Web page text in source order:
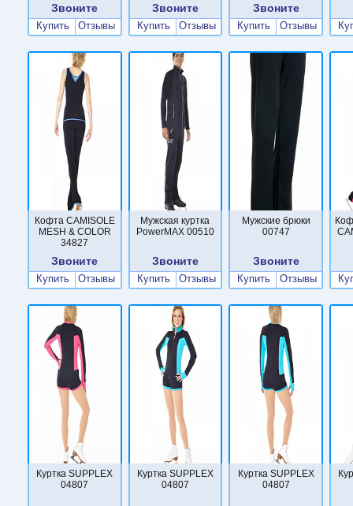
Звоните
Купить Отзывы
Звоните
Купить Отзывы
Звоните
Купить Отзывы
Кофта CAMISOLE
MESH & COLOR
34827
Звоните
Купить Отзывы
Мужская куртка
PowerMAX 00510
Звоните
Купить Отзывы
Мужские брюки
00747
Звоните
Купить Отзывы
Куртка SUPPLEX
04807
Куртка SUPPLEX
04807
Куртка SUPPLEX
04807